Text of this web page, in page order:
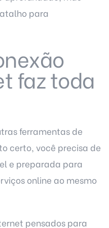
para
faz toda
ferramentas de
certo, você precisa de
e preparada para
online ao mesmo
pensados para